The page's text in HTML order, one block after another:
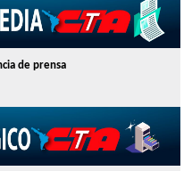
de prensa